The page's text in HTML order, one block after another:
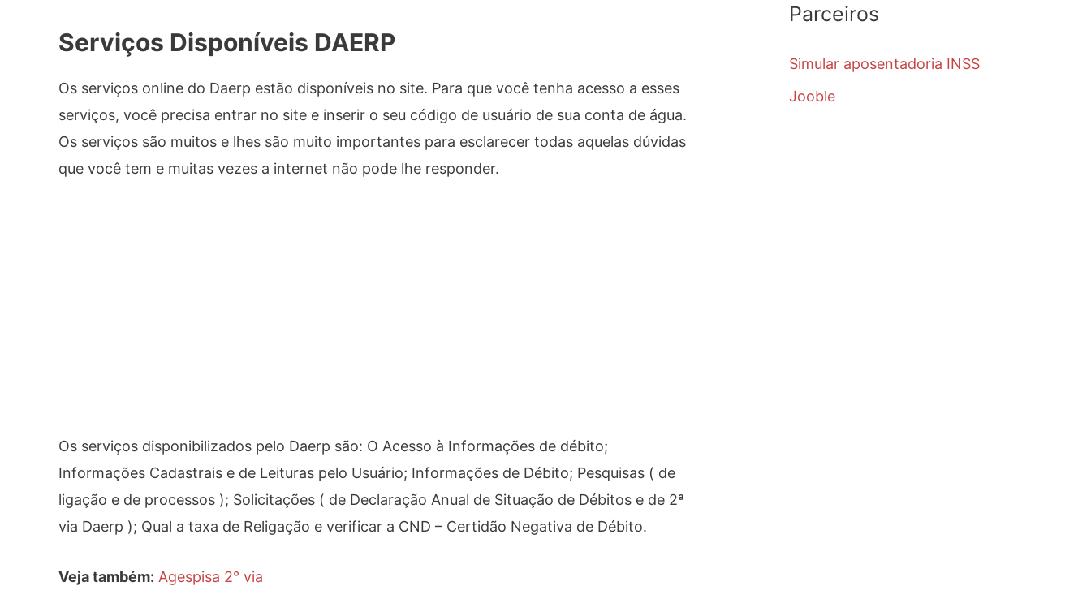
Serviços Disponíveis DAERP
Os serviços online do Daerp estão disponíveis no site. Para que você tenha acesso a esses
serviços, você precisa entrar no site e inserir o seu código de usuário de sua conta de água.
Os serviços são muitos e lhes são muito importantes para esclarecer todas aquelas dúvidas
que você tem e muitas vezes a internet não pode lhe responder.
Os serviços disponibilizados pelo Daerp são: O Acesso à Informações de débito;
Informações Cadastrais e de Leituras pelo Usuário; Informações de Débito; Pesquisas ( de
ligação e de processos ); Solicitações ( de Declaração Anual de Situação de Débitos e de 2ª
via Daerp ); Qual a taxa de Religação e verificar a CND – Certidão Negativa de Débito.
Veja também: Agespisa 2° via
Parceiros
Simular aposentadoria INSS
Jooble